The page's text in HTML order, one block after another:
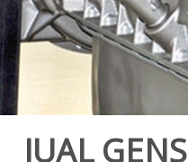
JUAL